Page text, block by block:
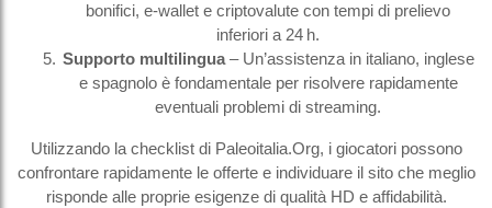
bonifici, e‑wallet e criptovalute con tempi di prelievo
inferiori a 24 h.
Supporto multilingua– Un’assistenza in italiano, inglese
e spagnolo è fondamentale per risolvere rapidamente
eventuali problemi di streaming.
Utilizzando la checklist di Paleoitalia.Org, i giocatori possono
confrontare rapidamente le offerte e individuare il sito che meglio
risponde alle proprie esigenze di qualità HD e affidabilità.